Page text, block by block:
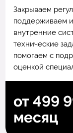
Закрываем
поддерживаем
внутренние
технические
помогаем с
оценкой
от 499
месяц